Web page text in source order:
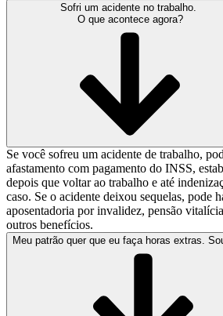
Sofri um acidente no trabalho.
O que acontece agora?
Se você sofreu um acidente de trabalho,
afastamento com pagamento do INSS,
depois que voltar ao trabalho e até
caso. Se o acidente deixou sequelas, pode
aposentadoria por invalidez, pensão
outros benefícios.
Meu patrão quer que eu faça horas extras.